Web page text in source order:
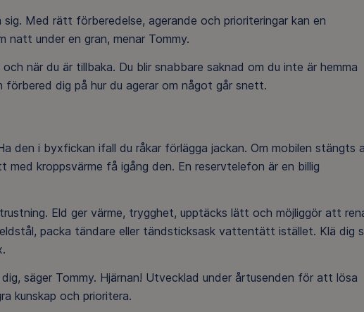
Med rätt förberedelse, agerande och prioriteringar kan en
under en gran, menar Tommy.
när du är tillbaka. Du blir snabbare saknad om du inte är hemma
dig på hur du agerar om något går snett.
den i byxfickan ifall du råkar förlägga jackan. Om mobilen stängts
med kroppsvärme få igång den. En reservtelefon är en billig
Eld ger värme, trygghet, upptäcks lätt och möjliggör att
packa tändare eller tändsticksask vattentätt istället. Klä dig
säger Tommy. Hjärnan! Utvecklad under årtusenden för att lösa
kunskap och prioritera.